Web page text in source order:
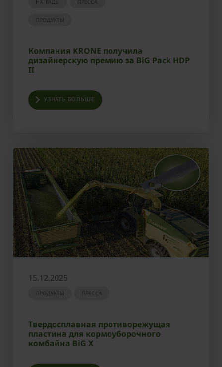
НАГРАДЫ ПРЕССА
ПРОДУКТЫ
Компания KRONE получила
дизайнерскую премию за BiG Pack HDP
II
УЗНАТЬ БОЛЬШЕ
15.12.2025
ПРОДУКТЫ ПРЕССА
Твердосплавная противорежущая
пластина для кормоуборочного
комбайна BiG X